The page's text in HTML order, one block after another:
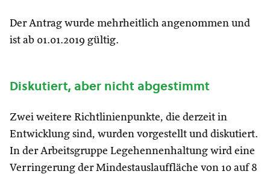
Der Antrag wurde mehrheitlich angenommen und
ist ab 01.01.2019 gültig.
Diskutiert, aber nicht abgestimmt
Zwei weitere Richtlinienpunkte, die derzeit in
Entwicklung sind, wurden vorgestellt und diskutiert.
In der Arbeitsgruppe Legehennenhaltung wird eine
Verringerung der Mindestauslauffläche von 10 auf 8